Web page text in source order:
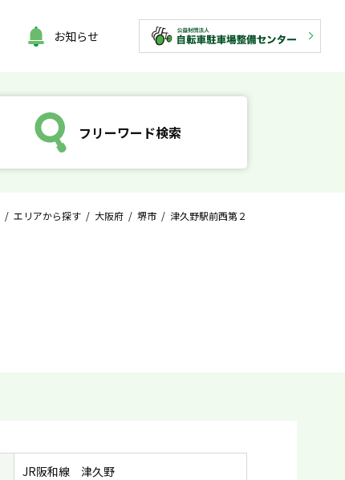
お知らせ
フリーワード検索
/ エリアから探す / 大阪府 / 堺市 / 津久野駅前西第２
JR阪和線 津久野